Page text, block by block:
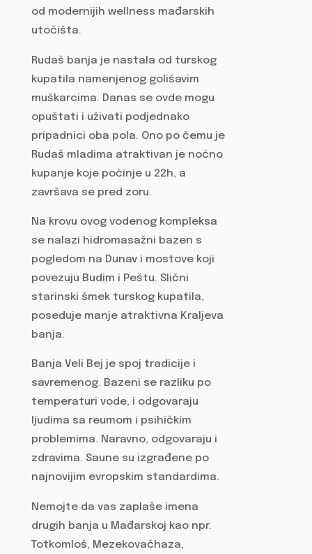
od modernijih wellness mađarskih
utočišta.
Rudaš banja je nastala od turskog
kupatila namenjenog golišavim
muškarcima. Danas se ovde mogu
opuštati i uživati podjednako
pripadnici oba pola. Ono po čemu je
Rudaš mladima atraktivan je noćno
kupanje koje počinje u 22h, a
završava se pred zoru.
Na krovu ovog vodenog kompleksa
se nalazi hidromasažni bazen s
pogledom na Dunav i mostove koji
povezuju Budim i Peštu. Slični
starinski šmek turskog kupatila,
poseduje manje atraktivna Kraljeva
banja.
Banja Veli Bej je spoj tradicije i
savremenog. Bazeni se razliku po
temperaturi vode, i odgovaraju
ljudima sa reumom i psihičkim
problemima. Naravno, odgovaraju i
zdravima. Saune su izgrađene po
najnovijim evropskim standardima.
Nemojte da vas zaplaše imena
drugih banja u Mađarskoj kao npr.
Totkomloš, Mezekovačhaza,